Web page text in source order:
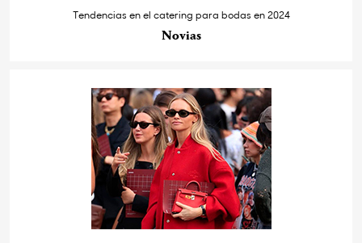
Tendencias en el catering para bodas en 2024
Novias